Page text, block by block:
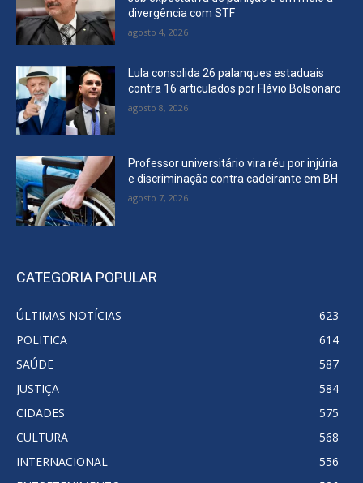
divergência com STF
agosto 4, 2026
Lula consolida 26 palanques estaduais
contra 16 articulados por Flávio Bolsonaro
agosto 8, 2026
Professor universitário vira réu por injúria
e discriminação contra cadeirante em BH
agosto 7, 2026
CATEGORIA POPULAR
ÚLTIMAS NOTÍCIAS
623
POLITICA
614
SAÚDE
587
JUSTIÇA
584
CIDADES
575
CULTURA
568
INTERNACIONAL
556